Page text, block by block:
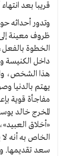
قريبا بعد
وتدور
ظروف معينة
الخطوة
داخل الكنيسة
هذا الشخص،
يهتم بالدنيا
مفاجأة قوية
المخرج خالد
«أخلاق
الخاص به أنه لا
سعد تقديمها.